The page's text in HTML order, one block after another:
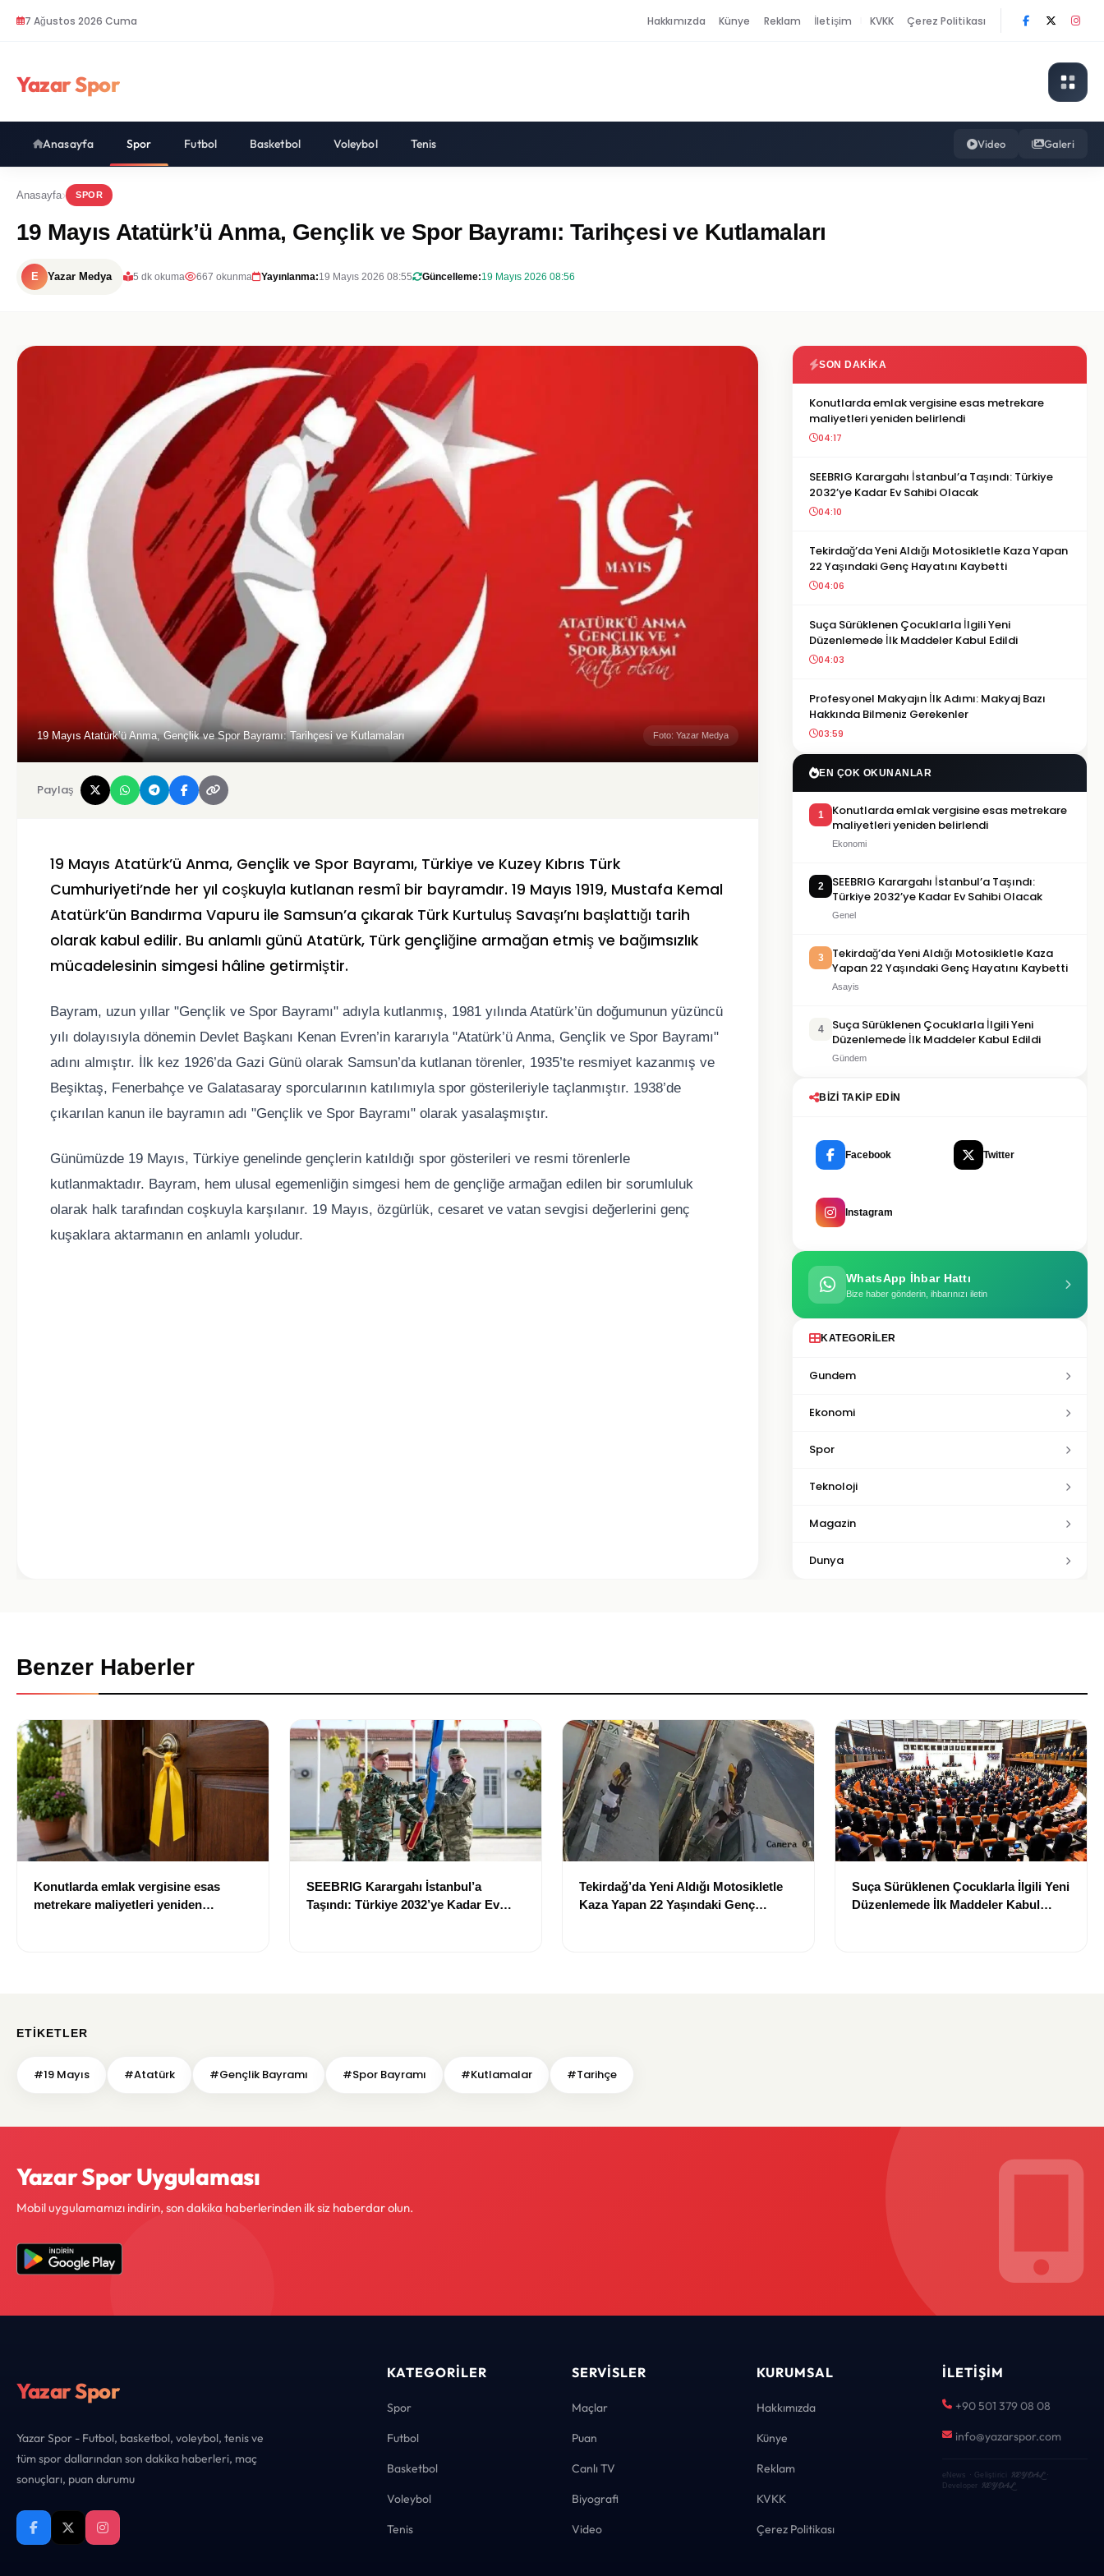
7 Ağustos 2026 Cuma Hakkımızda Künye Reklam İletişim KVKK Çerez Politikası
Yazar Spor
Anasayfa Spor Futbol Basketbol Voleybol Tenis Video Galeri
Anasayfa SPOR
19 Mayıs Atatürk’ü Anma, Gençlik ve Spor Bayramı: Tarihçesi ve Kutlamaları
E Yazar Medya 5 dk okuma 667 okunma Yayınlanma:19 Mayıs 2026 08:55 Güncelleme:19 Mayıs 2026 08:56
19 Mayıs Atatürk’ü Anma, Gençlik ve Spor Bayramı: Tarihçesi ve Kutlamaları Foto: Yazar Medya
Paylaş
19 Mayıs Atatürk’ü Anma, Gençlik ve Spor Bayramı, Türkiye ve Kuzey Kıbrıs Türk
Cumhuriyeti’nde her yıl coşkuyla kutlanan resmî bir bayramdır. 19 Mayıs 1919, Mustafa Kemal
Atatürk’ün Bandırma Vapuru ile Samsun’a çıkarak Türk Kurtuluş Savaşı’nı başlattığı tarih
olarak kabul edilir. Bu anlamlı günü Atatürk, Türk gençliğine armağan etmiş ve bağımsızlık
mücadelesinin simgesi hâline getirmiştir.
Bayram, uzun yıllar "Gençlik ve Spor Bayramı" adıyla kutlanmış, 1981 yılında Atatürk’ün doğumunun yüzüncü
yılı dolayısıyla dönemin Devlet Başkanı Kenan Evren’in kararıyla "Atatürk’ü Anma, Gençlik ve Spor Bayramı"
adını almıştır. İlk kez 1926’da Gazi Günü olarak Samsun’da kutlanan törenler, 1935’te resmiyet kazanmış ve
Beşiktaş, Fenerbahçe ve Galatasaray sporcularının katılımıyla spor gösterileriyle taçlanmıştır. 1938’de
çıkarılan kanun ile bayramın adı "Gençlik ve Spor Bayramı" olarak yasalaşmıştır.
Günümüzde 19 Mayıs, Türkiye genelinde gençlerin katıldığı spor gösterileri ve resmi törenlerle
kutlanmaktadır. Bayram, hem ulusal egemenliğin simgesi hem de gençliğe armağan edilen bir sorumluluk
olarak halk tarafından coşkuyla karşılanır. 19 Mayıs, özgürlük, cesaret ve vatan sevgisi değerlerini genç
kuşaklara aktarmanın en anlamlı yoludur.
SON DAKIKA
Konutlarda emlak vergisine esas metrekare
maliyetleri yeniden belirlendi
04:17
SEEBRIG Karargahı İstanbul’a Taşındı: Türkiye
2032’ye Kadar Ev Sahibi Olacak
04:10
Tekirdağ’da Yeni Aldığı Motosikletle Kaza Yapan
22 Yaşındaki Genç Hayatını Kaybetti
04:06
Suça Sürüklenen Çocuklarla İlgili Yeni
Düzenlemede İlk Maddeler Kabul Edildi
04:03
Profesyonel Makyajın İlk Adımı: Makyaj Bazı
Hakkında Bilmeniz Gerekenler
03:59
EN ÇOK OKUNANLAR
1
Konutlarda emlak vergisine esas metrekare
maliyetleri yeniden belirlendi
Ekonomi
2
SEEBRIG Karargahı İstanbul’a Taşındı:
Türkiye 2032’ye Kadar Ev Sahibi Olacak
Genel
3
Tekirdağ’da Yeni Aldığı Motosikletle Kaza
Yapan 22 Yaşındaki Genç Hayatını Kaybetti
Asayis
4
Suça Sürüklenen Çocuklarla İlgili Yeni
Düzenlemede İlk Maddeler Kabul Edildi
Gündem
BIZI TAKIP EDIN
Facebook Twitter
Instagram
WhatsApp İhbar Hattı
Bize haber gönderin, ihbarınızı iletin
KATEGORILER
Gundem
Ekonomi
Spor
Teknoloji
Magazin
Dunya
Benzer Haberler
Konutlarda emlak vergisine esas
metrekare maliyetleri yeniden
SEEBRIG Karargahı İstanbul’a
Taşındı: Türkiye 2032’ye Kadar Ev
Tekirdağ’da Yeni Aldığı Motosikletle
Kaza Yapan 22 Yaşındaki Genç
Suça Sürüklenen Çocuklarla İlgili Yeni
Düzenlemede İlk Maddeler Kabul
ETIKETLER
#19 Mayıs #Atatürk #Gençlik Bayramı #Spor Bayramı #Kutlamalar #Tarihçe
Yazar Spor Uygulaması
Mobil uygulamamızı indirin, son dakika haberlerinden ilk siz haberdar olun.
Yazar Spor
Yazar Spor - Futbol, basketbol, voleybol, tenis ve
tüm spor dallarından son dakika haberleri, maç
sonuçları, puan durumu
KATEGORILER
Spor
Futbol
Basketbol
Voleybol
Tenis
SERVISLER
Maçlar
Puan
Canlı TV
Biyografi
Video
KURUMSAL
Hakkımızda
Künye
Reklam
KVKK
Çerez Politikası
İLETIŞIM
+90 501 379 08 08
info@yazarspor.com
eNews · Geliştirici KEYDAL·
Developer KEYDAL